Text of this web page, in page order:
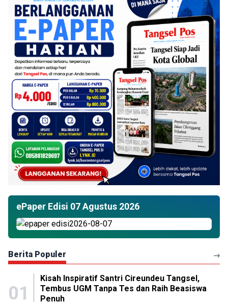
ePaper Edisi 07 Agustus 2026
Berita Populer
01
Kisah Inspiratif Santri Cireundeu Tangsel,
Tembus UGM Tanpa Tes dan Raih Beasiswa
Penuh